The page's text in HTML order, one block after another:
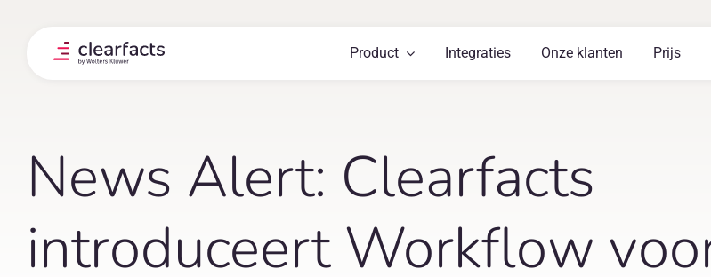
Product Integraties Onze klanten Prijs
News Alert: Clearfacts
introduceert Workflow